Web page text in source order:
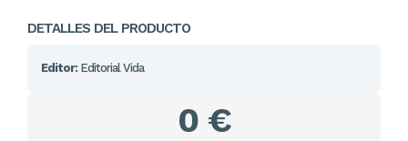
DETALLES DEL PRODUCTO
Editor: Editorial Vida
0 €